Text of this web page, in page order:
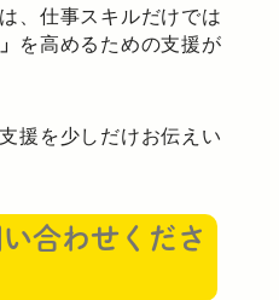
、仕事スキルだけでは
を高めるための支援が
援を少しだけお伝えい
合わせくださ